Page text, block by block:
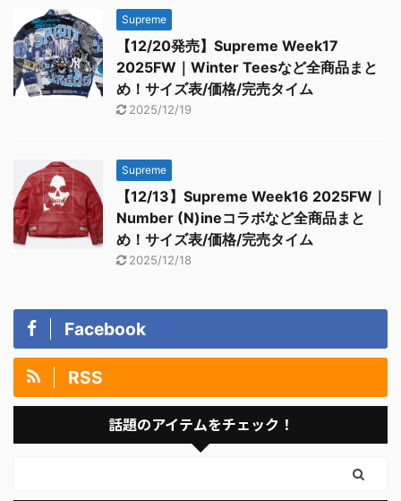
Supreme
【12/20発売】Supreme Week17
2025FW｜Winter Teesなど全商品まと
め！サイズ表/価格/完売タイム
2025/12/19
Supreme
【12/13】Supreme Week16 2025FW｜
Number (N)ineコラボなど全商品まと
め！サイズ表/価格/完売タイム
2025/12/18
Facebook
RSS
話題のアイテムをチェック！